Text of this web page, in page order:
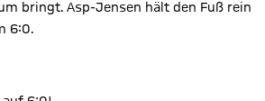
bringt. Asp-Jensen hält den Fuß rein
6:0.